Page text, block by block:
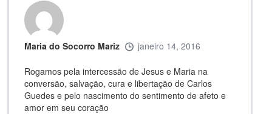
Maria do Socorro Mariz janeiro 14, 2016
Rogamos pela intercessão de Jesus e Maria na
conversão, salvação, cura e libertação de Carlos
Guedes e pelo nascimento do sentimento de afeto e
amor em seu coração